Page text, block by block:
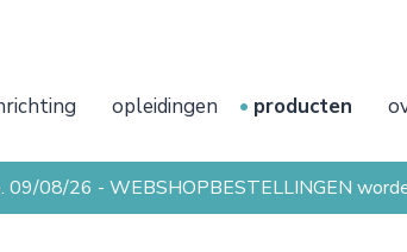
opleidingen producten
09/08/26 - WEBSHOPBESTELLINGEN